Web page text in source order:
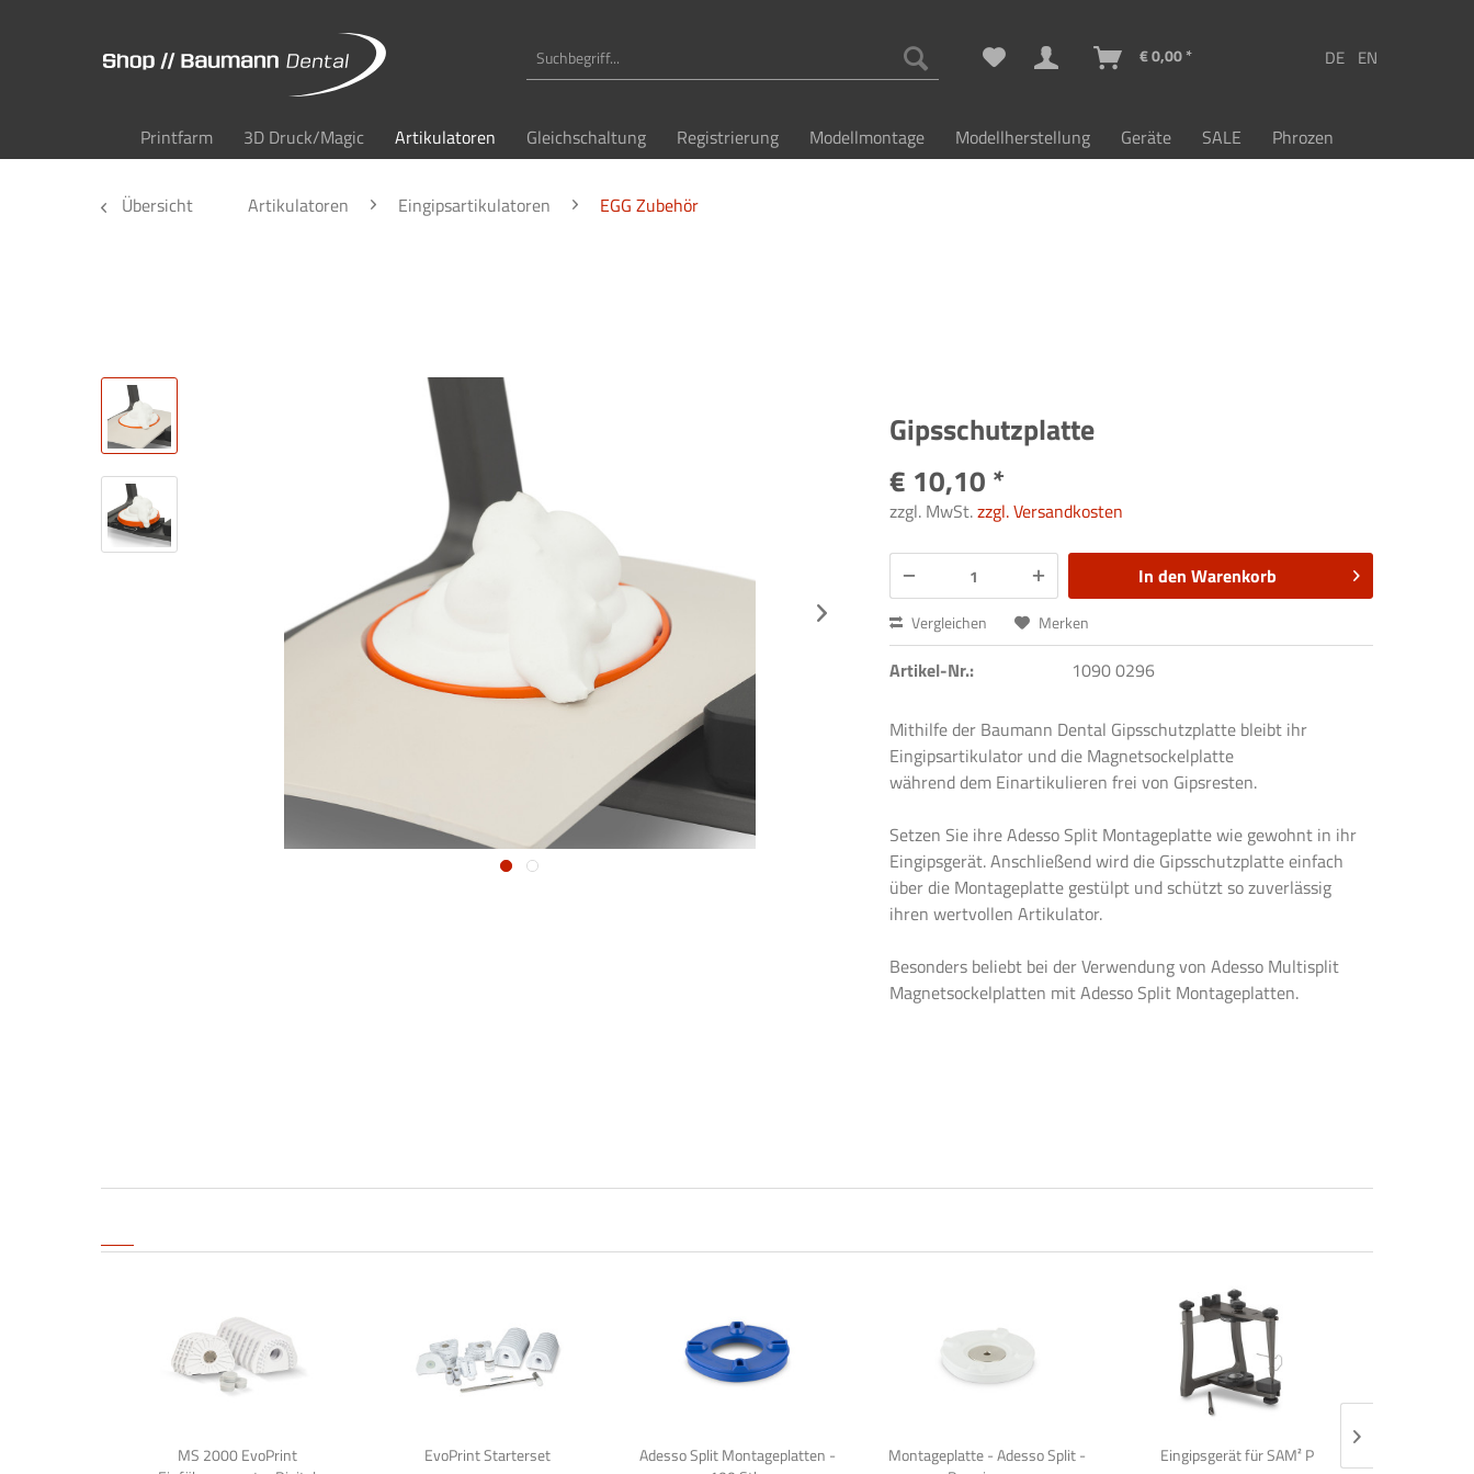
€ 0,00 *
Printfarm 3D Druck/Magic Artikulatoren Gleichschaltung Registrierung Modellmontage Modellherstellung Geräte SALE Phrozen
Übersicht Artikulatoren Eingipsartikulatoren EGG Zubehör
Gipsschutzplatte
€ 10,10 *
zzgl. MwSt.zzgl. Versandkosten
In den Warenkorb
Vergleichen Merken
Artikel-Nr.: 1090 0296
Mithilfe der Baumann Dental Gipsschutzplatte bleibt ihr
Eingipsartikulator und die Magnetsockelplatte
während dem Einartikulieren frei von Gipsresten.
Setzen Sie ihre Adesso Split Montageplatte wie gewohnt in ihr
Eingipsgerät. Anschließend wird die Gipsschutzplatte einfach
über die Montageplatte gestülpt und schützt so zuverlässig
ihren wertvollen Artikulator.
Besonders beliebt bei der Verwendung von Adesso Multisplit
Magnetsockelplatten mit Adesso Split Montageplatten.
MS 2000 EvoPrint
EvoPrint Starterset
Adesso Split Montageplatten -
Montageplatte - Adesso Split -
Eingipsgerät für SAM² P